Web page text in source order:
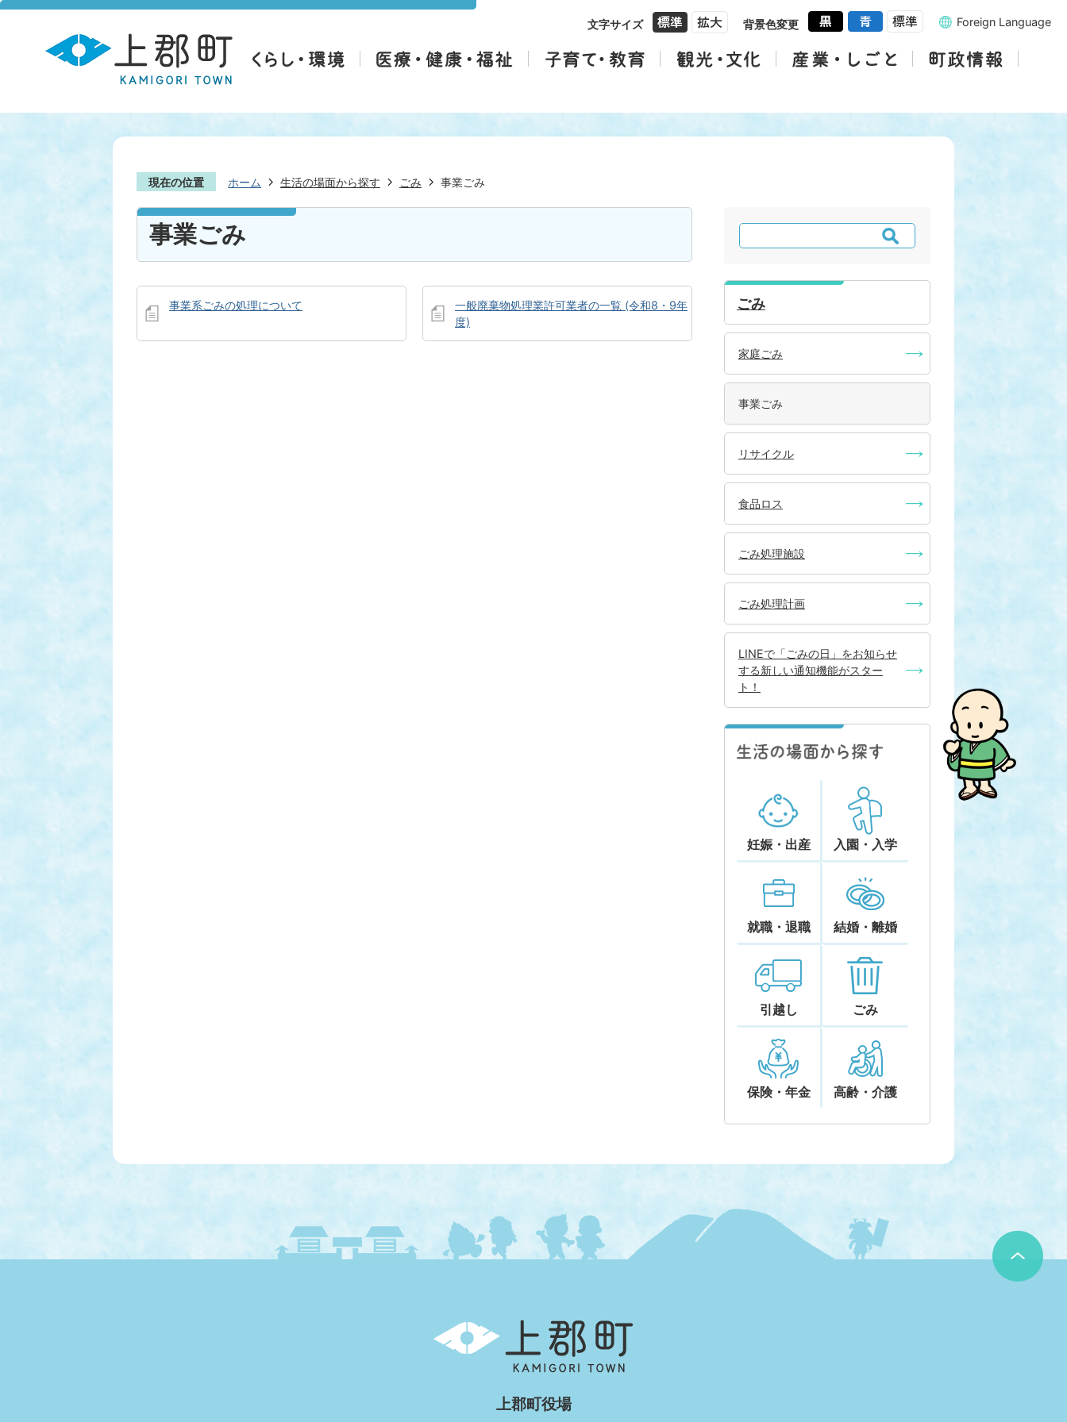
文字サイズ 背景色変更 Foreign Language
現在の位置 ホーム 生活の場面から探す ごみ 事業ごみ
事業ごみ
事業系ごみの処理について
一般廃棄物処理業許可業者の一覧 (令和8・9年
度)
検
索
ごみ
家庭ごみ
事業ごみ
リサイクル
食品ロス
ごみ処理施設
ごみ処理計画
LINEで「ごみの日」をお知らせ
する新しい通知機能がスター
ト！
妊娠・出産 入園・入学
就職・退職 結婚・離婚
引越し ごみ
保険・年金 高齢・介護
郡
上郡町役場